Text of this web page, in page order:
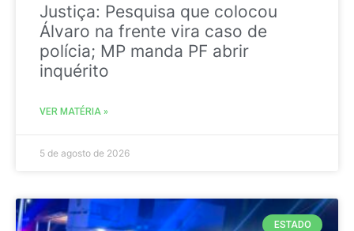
Justiça: Pesquisa que colocou
Álvaro na frente vira caso de
polícia; MP manda PF abrir
inquérito
VER MATÉRIA »
5 de agosto de 2026
ESTADO